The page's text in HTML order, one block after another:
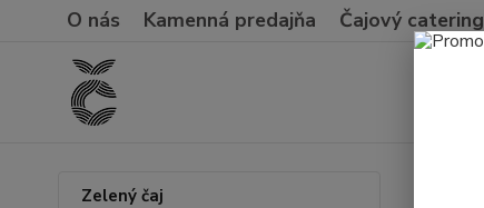
O nás Kamenná predajňa Čajový catering
Zelený čaj